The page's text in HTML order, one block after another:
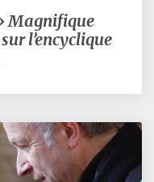
Magnifique
l’encyclique